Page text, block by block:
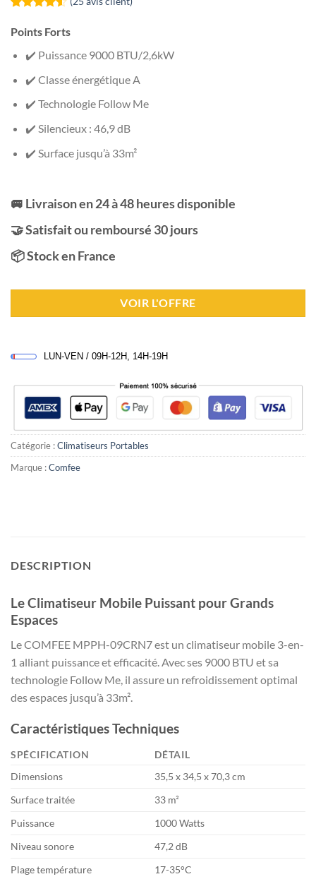
sur 5 basé
notations
client
Points Forts
✔️ Puissance 9000 BTU/2,6kW
✔️ Classe énergétique A
✔️ Technologie Follow Me
✔️ Silencieux : 46,9 dB
✔️ Surface jusqu’à 33m²
🚐 Livraison en 24 à 48 heures disponible
🤝 Satisfait ou remboursé 30 jours
📦 Stock en France
VOIR L'OFFRE
LUN-VEN / 09H-12H, 14H-19H
Catégorie :Climatiseurs Portables
Marque :Comfee
DESCRIPTION
Le Climatiseur Mobile Puissant pour Grands
Espaces
Le COMFEE MPPH-09CRN7 est un climatiseur mobile 3-en-
1 alliant puissance et efficacité. Avec ses 9000 BTU et sa
technologie Follow Me, il assure un refroidissement optimal
des espaces jusqu’à 33m².
Caractéristiques Techniques
SPÉCIFICATION
DÉTAIL
Dimensions
35,5 x 34,5 x 70,3 cm
Surface traitée
33 m²
Puissance
1000 Watts
Niveau sonore
47,2 dB
Plage température
17-35°C